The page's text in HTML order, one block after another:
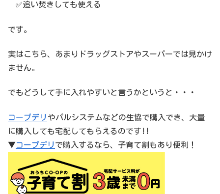
✅追い焚きしても使える
です。
実はこちら、あまりドラッグストアやスーパーでは見かけ
ません。
でもどうして手に入れやすいと言うかというと・・・
コープデリ やパルシステムなどの生協で購入でき、大量
に購入しても宅配してもらえるのです!!
▼コープデリ で購入するなら、子育て割もあり便利！